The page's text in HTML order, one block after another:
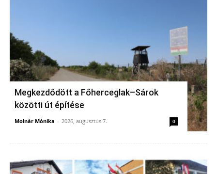
Megkezdődött a Főherceglak–Sárok
közötti út építése
Molnár Mónika - 2026, augusztus 7. 0